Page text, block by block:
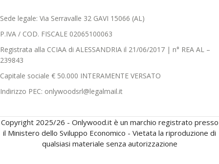
Sede legale: Via Serravalle 32 GAVI 15066 (AL)
P.IVA / COD. FISCALE 02065100063
Registrata alla CCIAA di ALESSANDRIA il 21/06/2017 | n° REA AL –
239843
Capitale sociale € 50.000 INTERAMENTE VERSATO
Indirizzo PEC: onlywoodsrl@legalmail.it
Copyright 2025/26 - Onlywood.it è un marchio registrato presso
il Ministero dello Sviluppo Economico - Vietata la riproduzione di
qualsiasi materiale senza autorizzazione